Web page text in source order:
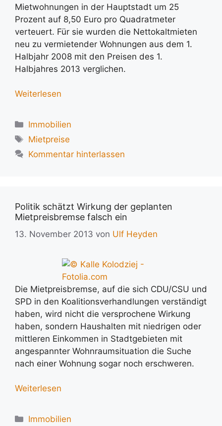
Mietwohnungen in der Hauptstadt um 25
Prozent auf 8,50 Euro pro Quadratmeter
verteuert. Für sie wurden die Nettokaltmieten
neu zu vermietender Wohnungen aus dem 1.
Halbjahr 2008 mit den Preisen des 1.
Halbjahres 2013 verglichen.
Weiterlesen
Kategorien
Immobilien
Schlagwörter
Mietpreise
Kommentar hinterlassen
Politik schätzt Wirkung der geplanten
Mietpreisbremse falsch ein
13. November 2013 von Ulf Heyden
Die Mietpreisbremse, auf die sich CDU/CSU und
SPD in den Koalitionsverhandlungen verständigt
haben, wird nicht die versprochene Wirkung
haben, sondern Haushalten mit niedrigen oder
mittleren Einkommen in Stadtgebieten mit
angespannter Wohnraumsituation die Suche
nach einer Wohnung sogar noch erschweren.
Weiterlesen
Kategorien
Immobilien